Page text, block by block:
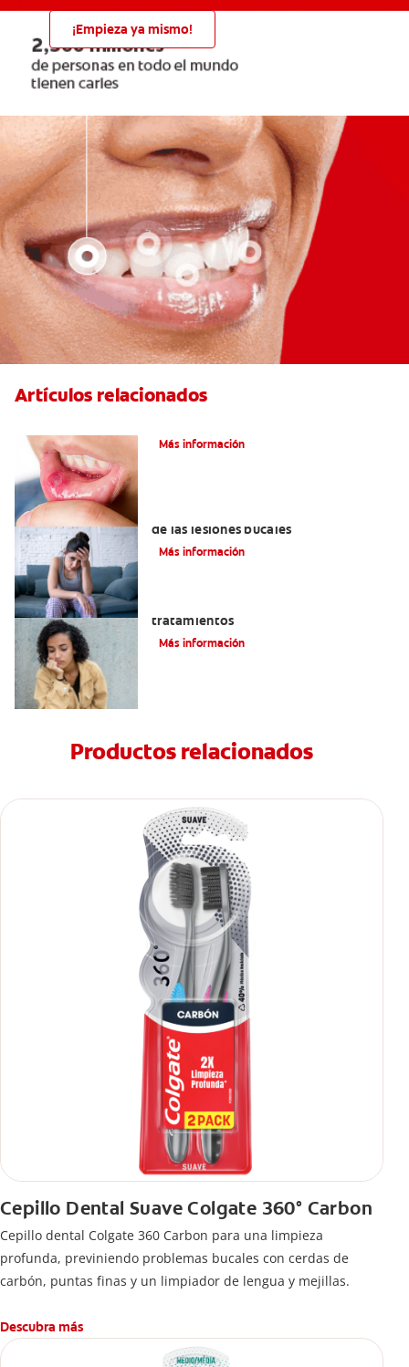
¡Empieza ya mismo!
Artículos relacionados
Más información
de las lesiones bucales
Más información
tratamientos
Más información
Productos relacionados
Cepillo Dental Suave Colgate 360° Carbon
Cepillo dental Colgate 360 ​​Carbon para una limpieza
profunda, previniendo problemas bucales con cerdas de
carbón, puntas finas y un limpiador de lengua y mejillas.
Descubra más